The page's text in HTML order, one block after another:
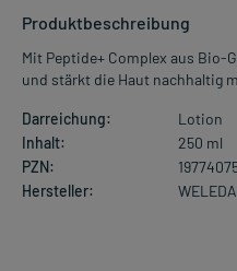
Produktbeschreibung
Mit Peptide+ Complex aus Bio-
und stärkt die Haut nachhaltig
Darreichung:
Lotion
Inhalt:
250 ml
PZN:
Hersteller: